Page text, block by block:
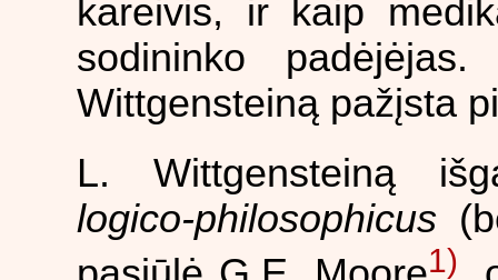
kareivis, ir kaip
sodininko
Wittgensteiną pažįsta
L. Wittgensteiną
logico-philosophicus
1)